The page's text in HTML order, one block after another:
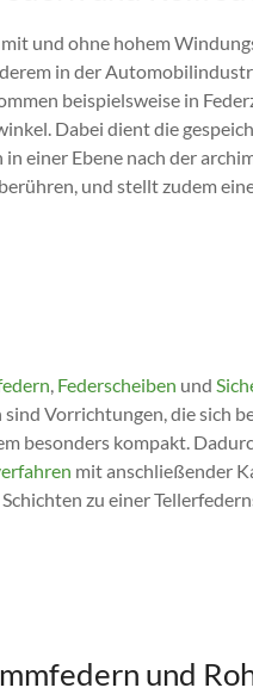
mit und ohne hohem
in der
beispielsweise in
Dabei dient die
einer Ebene nach der
und stellt zudem
, Federscheiben und
Vorrichtungen, die sich
besonders kompakt.
mit anschließender
zu einer
und